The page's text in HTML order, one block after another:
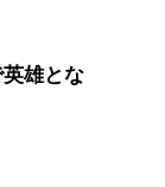
雄とな